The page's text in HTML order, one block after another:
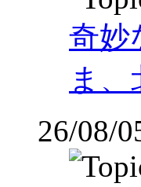
奇妙
ま
26/08/